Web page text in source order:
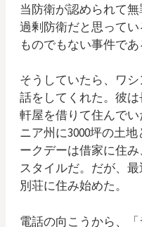
当防衛が認められて
過剰防衛だと思って
ものでもない事件であ
そうしていたら、ワ
話をしてくれた。彼
軒屋を借りて住んで
ニア州に3000坪の土
ークデーは借家に住
スタイルだ。だが、
別荘に住み始めた。
電話の向こうから、